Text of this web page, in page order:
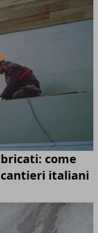
come
italiani